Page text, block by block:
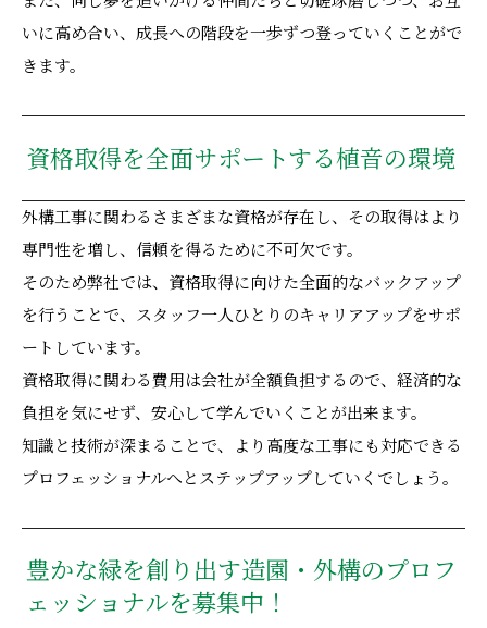
いに高め合い、成長への階段を一歩ずつ登っていくことがで
きます。
資格取得を全面サポートする植音の環境
外構工事に関わるさまざまな資格が存在し、その取得はより
専門性を増し、信頼を得るために不可欠です。
そのため弊社では、資格取得に向けた全面的なバックアップ
を行うことで、スタッフ一人ひとりのキャリアアップをサポ
ートしています。
資格取得に関わる費用は会社が全額負担するので、経済的な
負担を気にせず、安心して学んでいくことが出来ます。
知識と技術が深まることで、より高度な工事にも対応できる
プロフェッショナルへとステップアップしていくでしょう。
豊かな緑を創り出す造園・外構のプロフ
ェッショナルを募集中！